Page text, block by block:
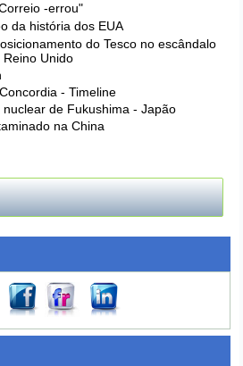
-errou"
da história dos EUA
do Tesco no escândalo
Unido
- Timeline
de Fukushima - Japão
na China